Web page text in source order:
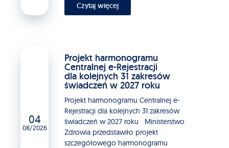
Czytaj więcej
04
08/2026
Projekt harmonogramu
Centralnej e-Rejestracji
dla kolejnych 31 zakresów
świadczeń w 2027 roku
Projekt harmonogramu Centralnej e-
Rejestracji dla kolejnych 31 zakresów
świadczeń w 2027 roku Ministerstwo
Zdrowia przedstawiło projekt
szczegółowego harmonogramu